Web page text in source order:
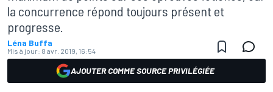
la concurrence répond toujours présent et
progresse.
Léna Buffa
Mis à jour: 8 avr. 2019, 16:54
AJOUTER COMME SOURCE PRIVILÉGIÉE